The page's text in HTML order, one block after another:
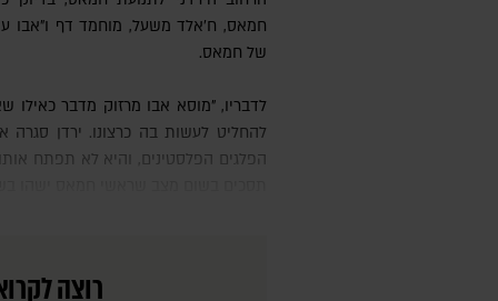
חמאס, ח'אלד משעל, מוחמד דף ו"אבו
של חמאס.
לדבריו, "מוסא אבו מרזוק מדבר כאילו שאין מוסדות מדינה בירדן והוא יכול
להחליט לעשות בה כרצונו. ירדן
הפלגים הפלסטינים, והיא לא תפתח
רוצה